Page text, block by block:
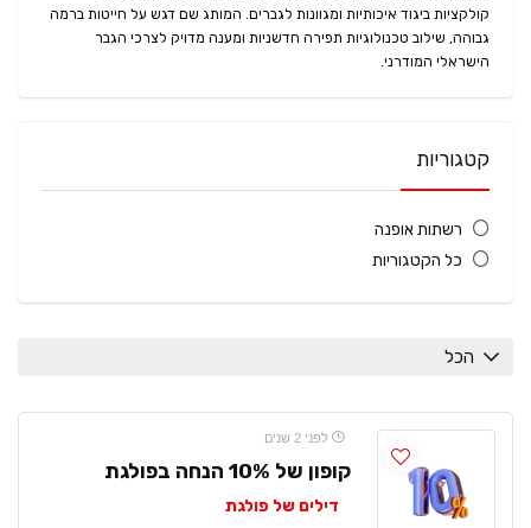
קולקציות ביגוד איכותיות ומגוונות לגברים. המותג שם דגש על חייטות ברמה
גבוהה, שילוב טכנולוגיות תפירה חדשניות ומענה מדויק לצרכי הגבר
הישראלי המודרני.
קטגוריות
רשתות אופנה
כל הקטגוריות
הכל
לפני 2 שנים
קופון של 10% הנחה בפולגת
דילים של פולגת